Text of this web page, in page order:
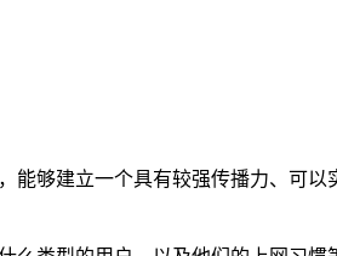
够建立一个具有较强传播力、可